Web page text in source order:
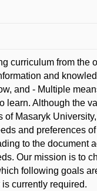
curriculum from the
and
and - Multiple
learn. Although the
Masaryk
and preferences
to the document
Our mission is to
following goals
currently required.